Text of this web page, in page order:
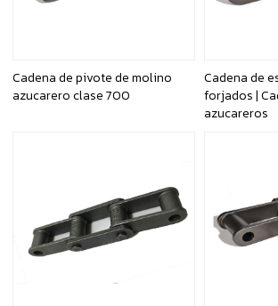
Cadena de pivote de molino
azucarero clase 700
Cadena de
forjados |
azucareros